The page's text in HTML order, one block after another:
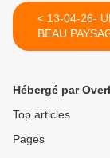
< 13-04-26- UN TRES
BEAU
DANSE
Hébergé par
Top articles
Pages